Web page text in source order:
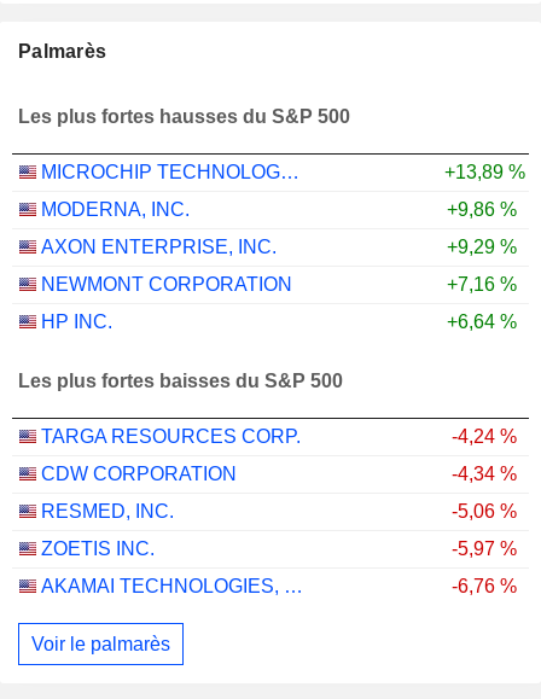
Palmarès
Les plus fortes hausses du S&P 500
MICROCHIP TECHNOLOGY INCORPORATED
+13,89 %
MODERNA, INC.
+9,86 %
AXON ENTERPRISE, INC.
+9,29 %
NEWMONT CORPORATION
+7,16 %
HP INC.
+6,64 %
Les plus fortes baisses du S&P 500
TARGA RESOURCES CORP.
-4,24 %
CDW CORPORATION
-4,34 %
RESMED, INC.
-5,06 %
ZOETIS INC.
-5,97 %
AKAMAI TECHNOLOGIES, INC.
-6,76 %
Voir le palmarès